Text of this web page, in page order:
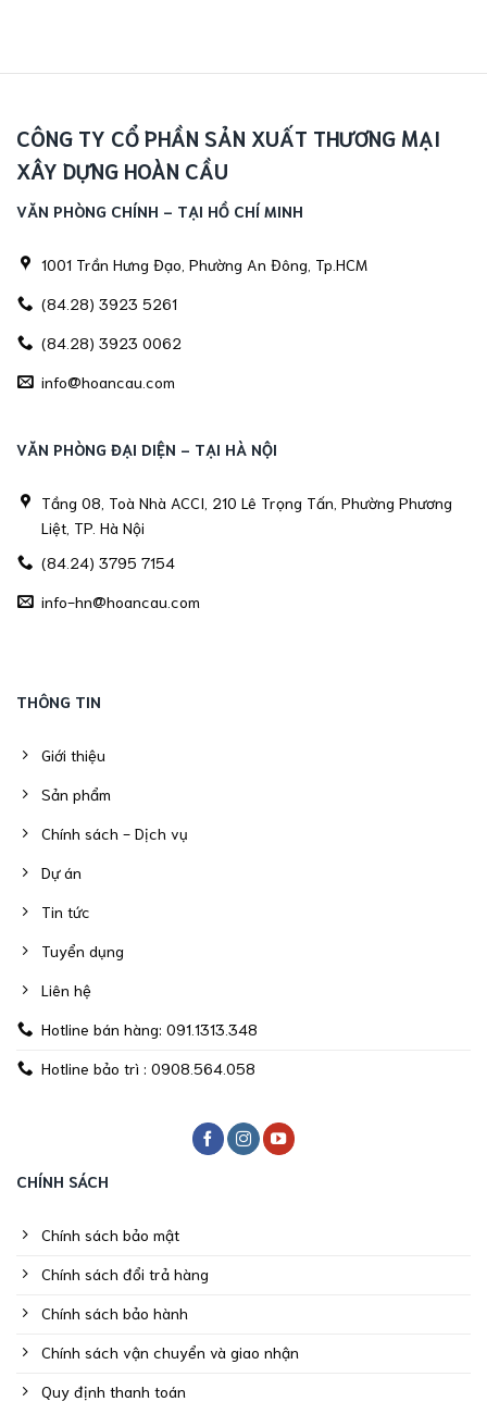
CÔNG TY CỔ PHẦN SẢN XUẤT THƯƠNG MẠI
XÂY DỰNG HOÀN CẦU
VĂN PHÒNG CHÍNH - TẠI HỒ CHÍ MINH
1001 Trần Hưng Đạo, Phường An Đông, Tp.HCM
(84.28) 3923 5261
(84.28) 3923 0062
info@hoancau.com
VĂN PHÒNG ĐẠI DIỆN - TẠI HÀ NỘI
Tầng 08, Toà Nhà ACCI, 210 Lê Trọng Tấn, Phường Phương
Liệt, TP. Hà Nội
(84.24) 3795 7154
info-hn@hoancau.com
THÔNG TIN
Giới thiệu
Sản phẩm
Chính sách - Dịch vụ
Dự án
Tin tức
Tuyển dụng
Liên hệ
Hotline bán hàng: 091.1313.348
Hotline bảo trì : 0908.564.058
CHÍNH SÁCH
Chính sách bảo mật
Chính sách đổi trả hàng
Chính sách bảo hành
Chính sách vận chuyển và giao nhận
Quy định thanh toán